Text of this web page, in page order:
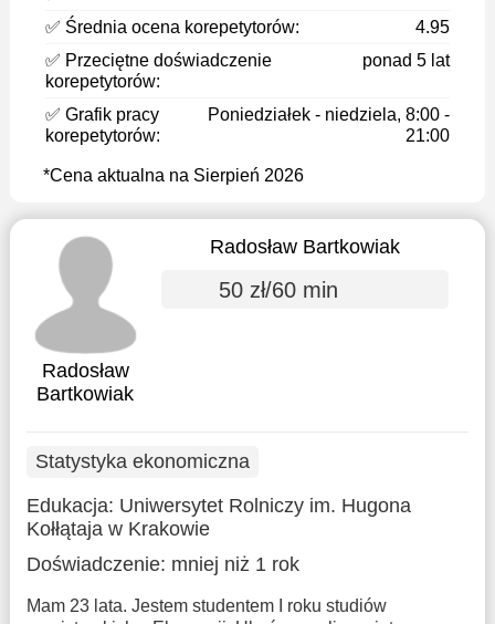
✅ Średnia ocena korepetytorów:
4.95
✅ Przeciętne doświadczenie
korepetytorów:
ponad 5 lat
✅ Grafik pracy
korepetytorów:
Poniedziałek - niedziela, 8:00 -
21:00
*Cena aktualna na Sierpień 2026
Radosław
Bartkowiak
Radosław Bartkowiak
50 zł/60 min
Statystyka ekonomiczna
Edukacja: Uniwersytet Rolniczy im. Hugona
Kołłątaja w Krakowie
Doświadczenie: mniej niż 1 rok
Mam 23 lata. Jestem studentem I roku studiów